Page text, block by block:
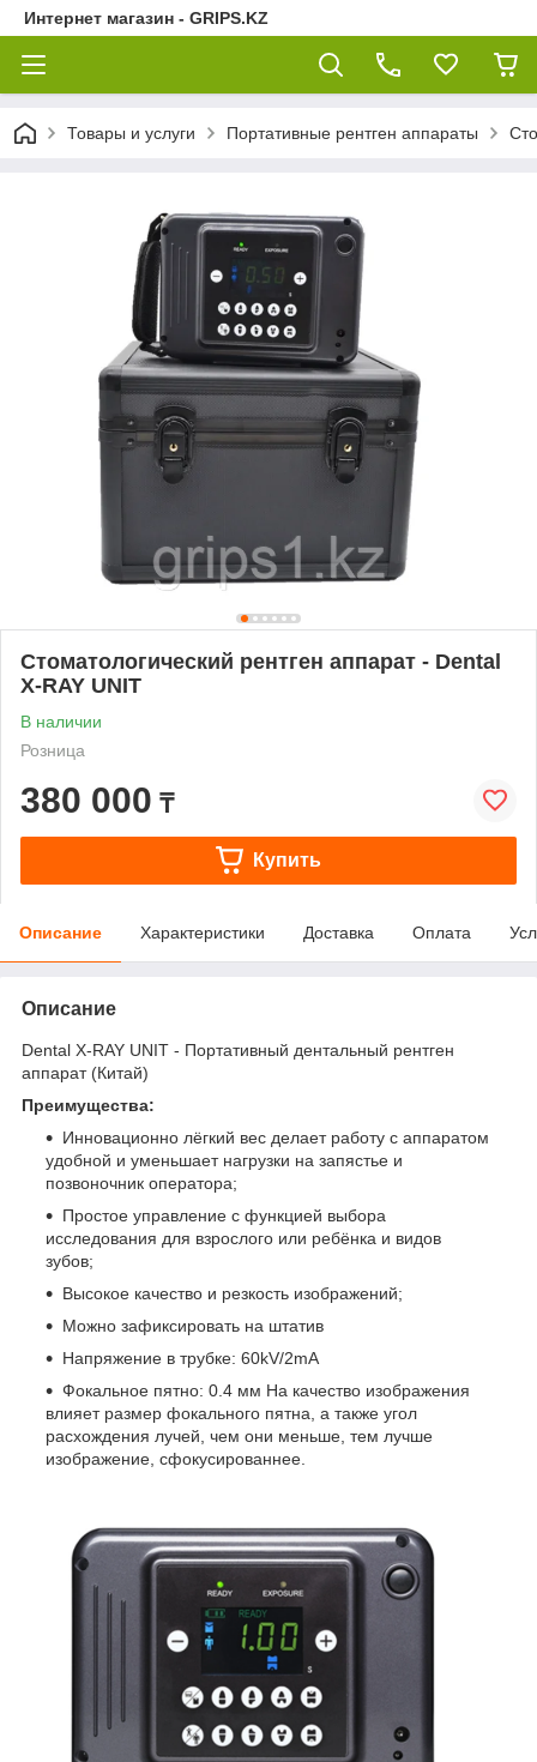
Интернет магазин - GRIPS.KZ
Товары и услуги Портативные рентген аппараты
Стоматологический рентген аппарат - Dental
X-RAY UNIT
В наличии
Розница
380 000 ₸
Купить
Описание Характеристики Доставка Оплата
Описание
Dental X-RAY UNIT - Портативный дентальный рентген
аппарат (Китай)
Преимущества:
Инновационно лёгкий вес делает работу с аппаратом
удобной и уменьшает нагрузки на запястье и
позвоночник оператора;
Простое управление с функцией выбора
исследования для взрослого или ребёнка и видов
зубов;
Высокое качество и резкость изображений;
Можно зафиксировать на штатив
Напряжение в трубке: 60kV/2mA
Фокальное пятно: 0.4 мм На качество изображения
влияет размер фокального пятна, а также угол
расхождения лучей, чем они меньше, тем лучше
изображение, сфокусированнее.